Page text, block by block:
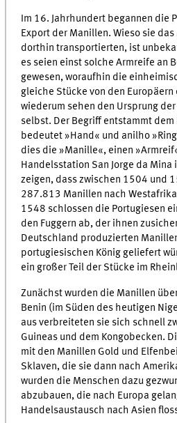
Im 16. Jahrhundert begannen die
Export der Manillen. Wieso sie
dorthin transportierten, ist
es seien einst solche Armreife an
gewesen, woraufhin die
gleiche Stücke von den
wiederum sehen den Ursprung
selbst. Der Begriff entstammt
bedeutet »Hand« und anilho
dies die »Manille«, einen
Handelsstation San Jorge da Mina
zeigen, dass zwischen 1504 und
287.813 Manillen nach
1548 schlossen die Portugiesen
den Fuggern ab, der ihnen
Deutschland produzierten
portugiesischen König geliefert
ein großer Teil der Stücke im
Zunächst wurden die Manillen
Benin (im Süden des heutigen
aus verbreiteten sie sich schnell
Guineas und dem Kongobecken.
mit den Manillen Gold und
Sklaven, die sie dann nach
wurden die Menschen dazu
abzubauen, die nach Europa
Handelsaustausch nach Asien